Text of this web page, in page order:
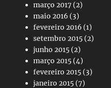
março 2017 (2)
maio 2016 (3)
fevereiro 2016 (1)
setembro 2015 (2)
junho 2015 (2)
março 2015 (4)
fevereiro 2015 (3)
janeiro 2015 (7)